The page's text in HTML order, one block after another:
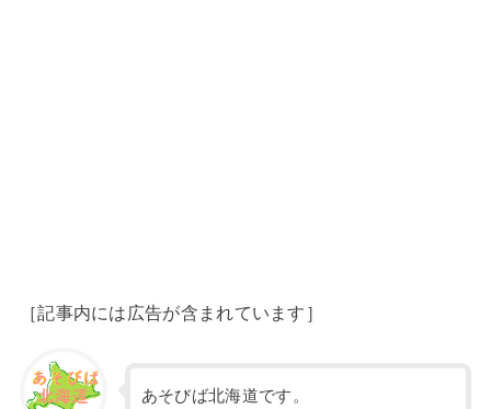
［記事内には広告が含まれています］
あそびば北海道です。